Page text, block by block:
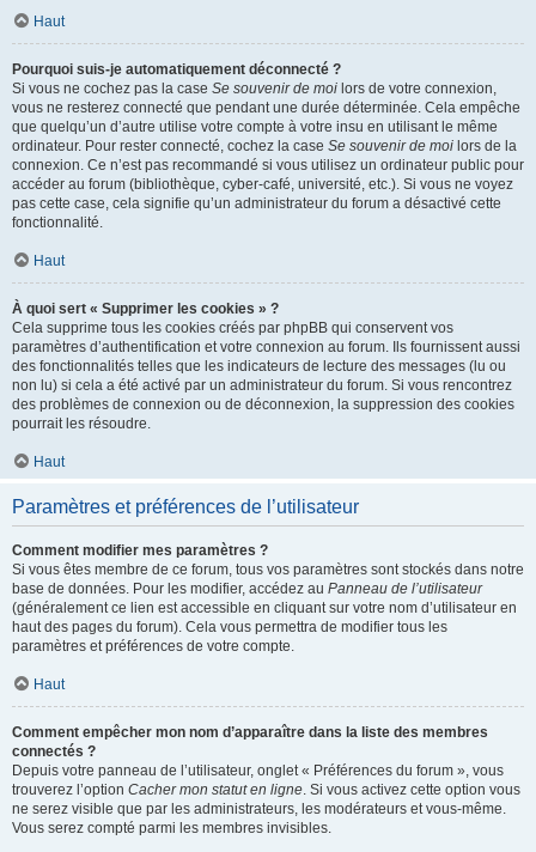
Haut
Pourquoi suis-je automatiquement déconnecté ?
Si vous ne cochez pas la case Se souvenir de moi lors de votre connexion,
vous ne resterez connecté que pendant une durée déterminée. Cela empêche
que quelqu’un d’autre utilise votre compte à votre insu en utilisant le même
ordinateur. Pour rester connecté, cochez la case Se souvenir de moi lors de la
connexion. Ce n’est pas recommandé si vous utilisez un ordinateur public pour
accéder au forum (bibliothèque, cyber-café, université, etc.). Si vous ne voyez
pas cette case, cela signifie qu’un administrateur du forum a désactivé cette
fonctionnalité.
Haut
À quoi sert « Supprimer les cookies » ?
Cela supprime tous les cookies créés par phpBB qui conservent vos
paramètres d’authentification et votre connexion au forum. Ils fournissent aussi
des fonctionnalités telles que les indicateurs de lecture des messages (lu ou
non lu) si cela a été activé par un administrateur du forum. Si vous rencontrez
des problèmes de connexion ou de déconnexion, la suppression des cookies
pourrait les résoudre.
Haut
Paramètres et préférences de l’utilisateur
Comment modifier mes paramètres ?
Si vous êtes membre de ce forum, tous vos paramètres sont stockés dans notre
base de données. Pour les modifier, accédez au Panneau de l’utilisateur
(généralement ce lien est accessible en cliquant sur votre nom d’utilisateur en
haut des pages du forum). Cela vous permettra de modifier tous les
paramètres et préférences de votre compte.
Haut
Comment empêcher mon nom d’apparaître dans la liste des membres
connectés ?
Depuis votre panneau de l’utilisateur, onglet « Préférences du forum », vous
trouverez l’option Cacher mon statut en ligne. Si vous activez cette option vous
ne serez visible que par les administrateurs, les modérateurs et vous-même.
Vous serez compté parmi les membres invisibles.